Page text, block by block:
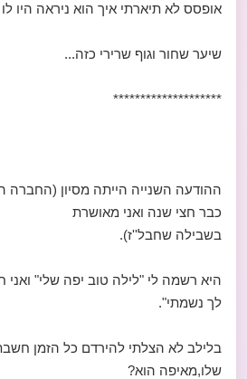
אופסס לא תיארתי איך הוא ניראה היו לו
שיער שחור וגוף שרירי כזה...
********************
ההודעה השנייה הייתה מסיון (החברה
כבר חצי שנה ואני מאושרת
בשבילה שחבל''ז).
היא רשמה לי "לילה טוב יפה שלי" ואני
לך נשמתי".
בלילב לא הצלתי להירדם כל הזמן
שלו,מאיפה הוא?